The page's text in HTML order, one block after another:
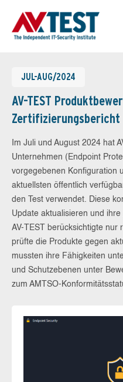
JUL-AUG/2024
AV-TEST
Zertifizierungsbericht
Im Juli und August 2024 hat
Unternehmen (Endpoint
vorgegebenen Konfiguration
aktuellsten öffentlich
den Test verwendet. Diese
Update aktualisieren und ihre
AV-TEST berücksichtigte nur
prüfte die Produkte gegen
mussten ihre Fähigkeiten
und Schutzebenen unter
zum AMTSO-